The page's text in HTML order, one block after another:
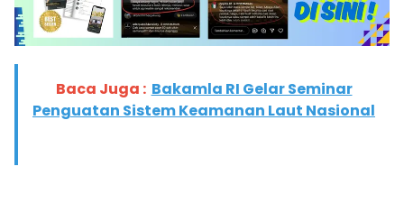
Baca Juga : Bakamla RI Gelar Seminar
Penguatan Sistem Keamanan Laut Nasional